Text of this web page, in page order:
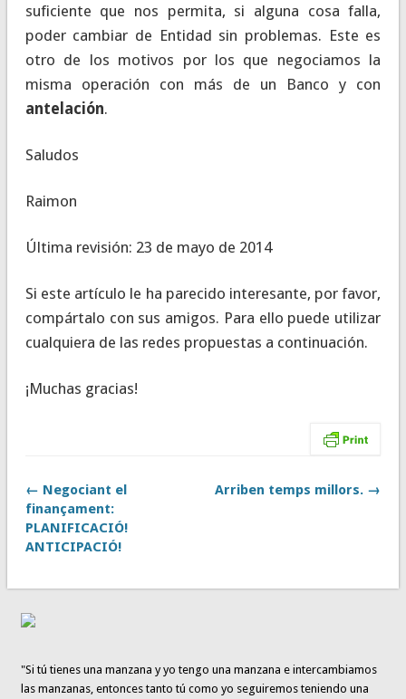
suficiente que nos permita, si alguna cosa falla,
poder cambiar de Entidad sin problemas. Este es
otro de los motivos por los que negociamos la
misma operación con más de un Banco y con
antelación.
Saludos
Raimon
Última revisión: 23 de mayo de 2014
Si este artículo le ha parecido interesante, por favor,
compártalo con sus amigos. Para ello puede utilizar
cualquiera de las redes propuestas a continuación.
¡Muchas gracias!
← Negociant el
finançament:
PLANIFICACIÓ!
ANTICIPACIÓ!
Arriben temps millors. →
"Si tú tienes una manzana y yo tengo una manzana e intercambiamos
las manzanas, entonces tanto tú como yo seguiremos teniendo una